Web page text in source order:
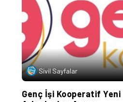
Sivil Sayfalar
Genç İşi Kooperatif Yeni